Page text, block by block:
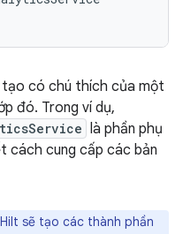
có chú thích của một
đó. Trong ví dụ,
là phần phụ
cách cung cấp các bản
sẽ tạo các thành phần